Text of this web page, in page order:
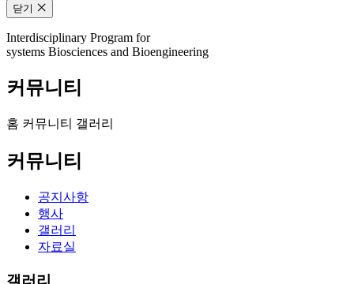
닫기
Interdisciplinary Program for
systems Biosciences and Bioengineering
커뮤니티
홈 커뮤니티 갤러리
커뮤니티
공지사항
행사
갤러리
자료실
갤러리